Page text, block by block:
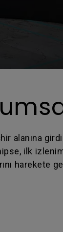
ilk
harekete